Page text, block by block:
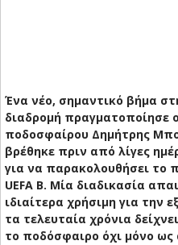
Ένα νέο, σημαντικό βήμα
διαδρομή πραγματοποίησε
ποδοσφαίρου Δημήτρης
βρέθηκε πριν από λίγες
για να παρακολουθήσει το
UEFA B. Μία διαδικασία
ιδιαίτερα χρήσιμη για την
τα τελευταία χρόνια
το ποδόσφαιρο όχι μόνο